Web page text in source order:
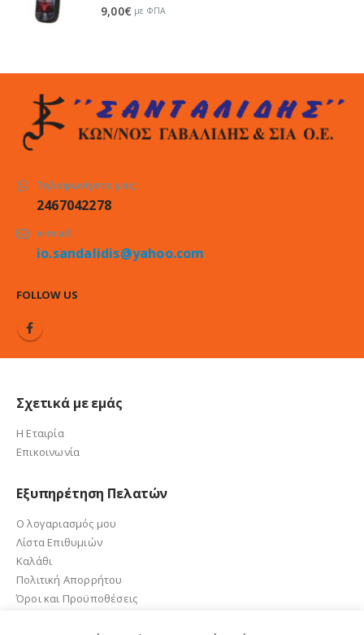
0 out of 5
9,00€ με ΦΠΑ
Τηλεφωνήστε μας:
2467042278
e-mail:
io.sandalidis@yahoo.com
FOLLOW US
Σχετικά με εμάς
Η Εταιρία
Επικοινωνία
Εξυπηρέτηση Πελατών
Ο λογαριασμός μου
Λίστα Επιθυμιών
Καλάθι
Πολιτική Απορρήτου
Όροι και Προϋποθέσεις